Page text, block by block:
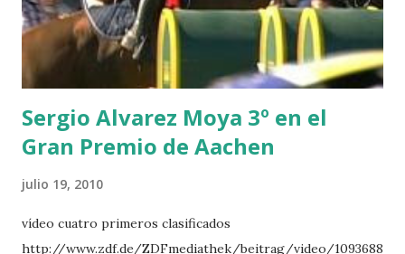
TOPINAMBOUR -LEPREVOST 7 WISCONSIN 111 -MOYA 8
INTERTOY Z - BRASH 9 HERALD –CORDON 10 SELDANA
DI CAMPALTO -SHARBATLY Vuelta Triunfal... el ganador
del Gran Premio en su vuelta de honor
Sergio Alvarez Moya 3º en el
Gran Premio de Aachen
julio 19, 2010
vídeo cuatro primeros clasificados
http://www.zdf.de/ZDFmediathek/beitrag/video/1093688